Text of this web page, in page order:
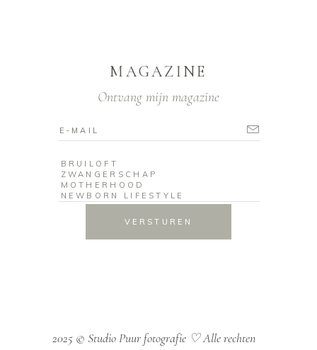
MAGAZINE
Ontvang mijn magazine
VERSTUREN
2025 © Studio Puur fotografie ♡Alle rechten